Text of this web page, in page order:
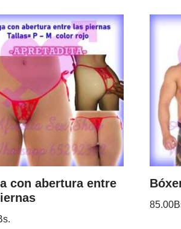
con abertura entre
85.00